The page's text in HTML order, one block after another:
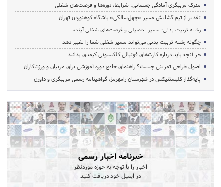
مدرک مربیگری آمادگی جسمانی؛ شرایط، دوره‌ها و فرصت‌های شغلی
تقدیر از تیم گشایش مسیر «چهل‌سالگی» باشگاه کوهنوردی تهران
رشته تربیت بدنی: مسیر تحصیلی و فرصت‌های شغلی آینده
چگونه رشته تربیت بدنی می‌تواند مسیر شغلی شما را تغییر دهد
هر آنچه باید درباره کارت‌های فوتبالی کلکسیونی کیمدی بدانید
اصول طراحی تمرینی چیست؟ راهنمای جامع دوره آموزشی برای مربیان و ورزشکاران
پایه‌گذار کلیستنیکس در شهرستان رامهرمز، گواهینامه رسمی مربیگری و داوری
خبرنامه اخبار رسمی
اخبار را با توجه به حوزه موردنظر
در ایمیل خود دریافت کنید